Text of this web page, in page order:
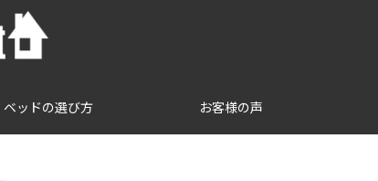
ベッドの選び方 お客様の声